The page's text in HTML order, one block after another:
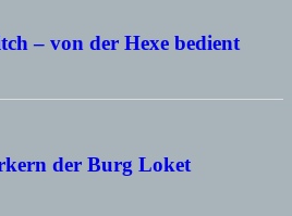
– von der Hexe bedient
der Burg Loket